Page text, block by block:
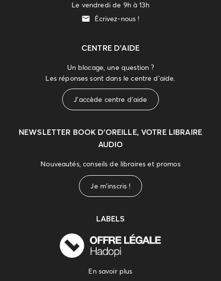
Le vendredi de 9h à 13h
Écrivez-nous !
CENTRE D'AIDE
Un blocage, une question ?
Les réponses sont dans le centre d'aide.
J'accède centre d'aide
NEWSLETTER BOOK D’OREILLE, VOTRE LIBRAIRE
AUDIO
Nouveautés, conseils de libraires et promos
Je m'inscris !
LABELS
En savoir plus